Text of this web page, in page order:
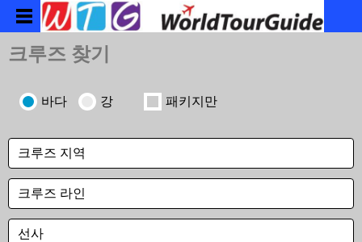
크루즈 찾기
바다 강 패키지만